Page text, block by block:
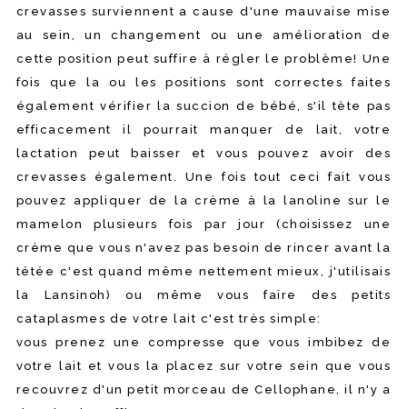
crevasses surviennent a cause d'une mauvaise mise
au sein, un changement ou une amélioration de
cette position peut suffire à régler le problème! Une
fois que la ou les positions sont correctes faites
également vérifier la succion de bébé, s'il tète pas
efficacement il pourrait manquer de lait, votre
lactation peut baisser et vous pouvez avoir des
crevasses également. Une fois tout ceci fait vous
pouvez appliquer de la crème à la lanoline sur le
mamelon plusieurs fois par jour (choisissez une
crème que vous n'avez pas besoin de rincer avant la
tétée c'est quand même nettement mieux, j'utilisais
la Lansinoh) ou même vous faire des petits
cataplasmes de votre lait c'est très simple:
vous prenez une compresse que vous imbibez de
votre lait et vous la placez sur votre sein que vous
recouvrez d'un petit morceau de Cellophane, il n'y a